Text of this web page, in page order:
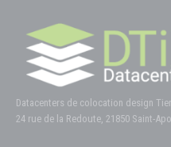
Datacenters de colocation design
24 rue de la Redoute, 21850 Saint-